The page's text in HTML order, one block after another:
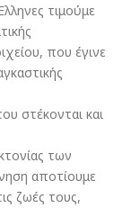
τιμούμε
που έγινε
των
αποτίουμε
ζωές τους,